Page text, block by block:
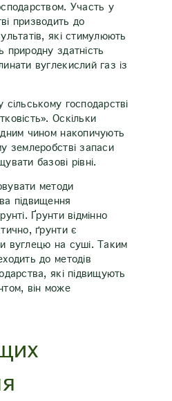
Участь у
призводить до
які стимулюють
здатність
вуглекислий газ із
господарстві
Оскільки
чином накопичують
землеробстві запаси
базові рівні.
методи
підвищення
Ґрунти відмінно
ґрунти є
вуглецю на суші. Таким
до методів
які підвищують
він може